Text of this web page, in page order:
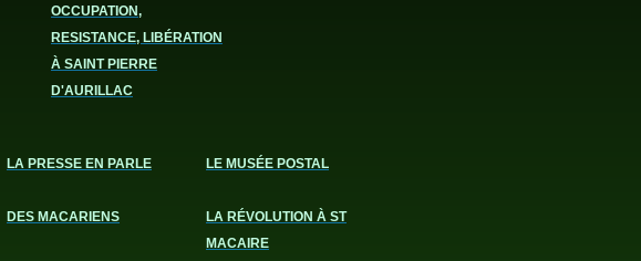
OCCUPATION,
RESISTANCE, LIBÉRATION
À SAINT PIERRE
D'AURILLAC
LA PRESSE EN PARLE
DES MACARIENS
LE MUSÉE POSTAL
LA RÉVOLUTION À ST
MACAIRE